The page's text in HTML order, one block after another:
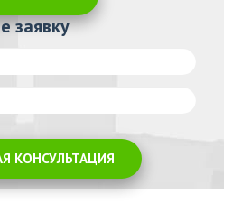
заявку
КОНСУЛЬТАЦИЯ